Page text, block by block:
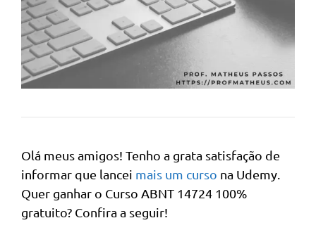
Olá meus amigos! Tenho a grata satisfação de
informar que lancei mais um curso na Udemy.
Quer ganhar o Curso ABNT 14724 100%
gratuito? Confira a seguir!